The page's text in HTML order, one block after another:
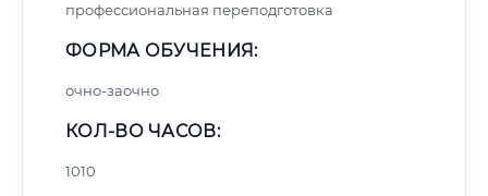
профессиональная переподготовка
ФОРМА ОБУЧЕНИЯ:
очно-заочно
КОЛ-ВО ЧАСОВ:
1010